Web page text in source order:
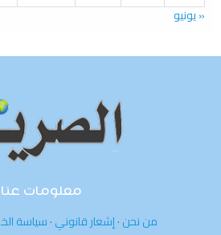
« يونيو
معلومات عنا
من نحن·إشعار قانوني·سياسة